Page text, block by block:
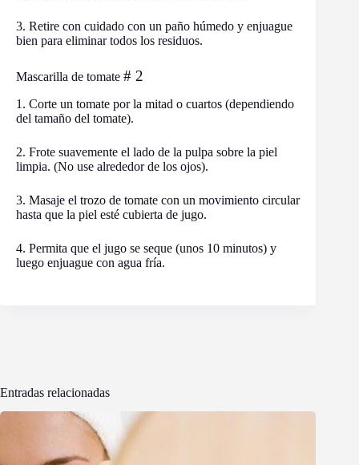
3. Retire con cuidado con un paño húmedo y enjuague
bien para eliminar todos los residuos.
Mascarilla de tomate # 2
1. Corte un tomate por la mitad o cuartos (dependiendo
del tamaño del tomate).
2. Frote suavemente el lado de la pulpa sobre la piel
limpia. (No use alrededor de los ojos).
3. Masaje el trozo de tomate con un movimiento circular
hasta que la piel esté cubierta de jugo.
4. Permita que el jugo se seque (unos 10 minutos) y
luego enjuague con agua fría.
Entradas relacionadas